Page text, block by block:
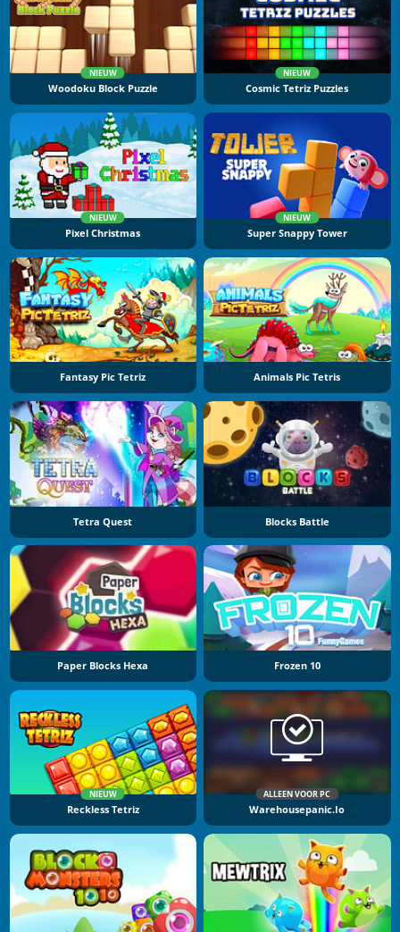
NIEUW
Woodoku Block Puzzle
NIEUW
Cosmic Tetriz Puzzles
NIEUW
Pixel Christmas
NIEUW
Super Snappy Tower
Fantasy Pic Tetriz Animals Pic Tetris
Tetra Quest Blocks Battle
Paper Blocks Hexa Frozen 10
NIEUW
Reckless Tetriz
ALLEEN VOOR PC
Warehousepanic.io